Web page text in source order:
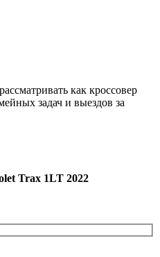
как кроссовер
задач и выездов за
Trax 1LT 2022